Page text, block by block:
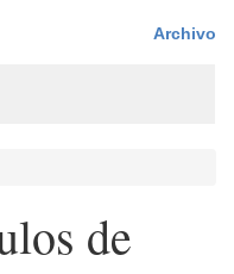
Archivo
de